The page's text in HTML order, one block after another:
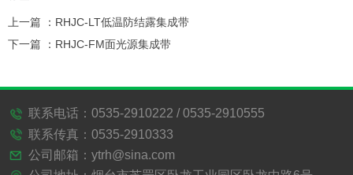
上一篇 ： RHJC-LT低温防结露集成带
下一篇 ： RHJC-FM面光源集成带
相关产品
首页 | 产品中心 | 新闻资讯 | 关于我们
| 在线留言 | 联系我们
联系电话：0535-2910222 / 0535-2910555
联系传真：0535-2910333
公司邮箱：ytrh@sina.com